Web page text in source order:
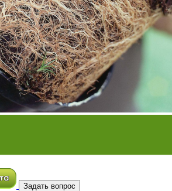
Задать вопрос